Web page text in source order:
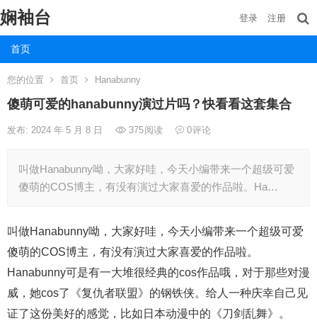
娴袖台
首页
登录 注册
您的位置 首页 Hanabunny
傻萌可爱的hanabunny演过片吗？快看看这套集合
发布: 2024 年 5 月 8 日 375阅读 0评论
叫做Hanabunny呦，大家好哇，今天小编带来一个超级可爱
傻萌的COS博主，有没有演过大家喜爱的作品啦。Ha…
叫做Hanabunny呦，大家好哇，今天小编带来一个超级可爱
傻萌的COS博主，有没有演过大家喜爱的作品啦。
Hanabunny可是有一大堆很经典的cos作品哦，对于那些对漫
威，她cos了《复仇者联盟》的钢铁侠。给人一种庆幸自己见
证了这份美好的感觉，比如日本动漫中的《刀剑乱舞》。